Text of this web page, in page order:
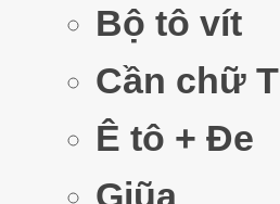
Bộ tô vít
Cần chữ T
Ê tô + Đe
Giũa